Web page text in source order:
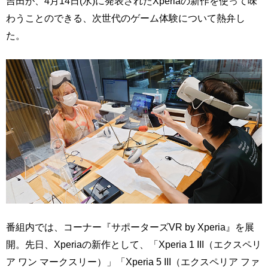
わうことのできる、次世代のゲーム体験について熱弁し
た。
番組内では、コーナー『サポーターズVR by Xperia』を展
開。先日、Xperiaの新作として、「Xperia 1 III（エクスペリ
ア ワン マークスリー）」「Xperia 5 III（エクスペリア ファ